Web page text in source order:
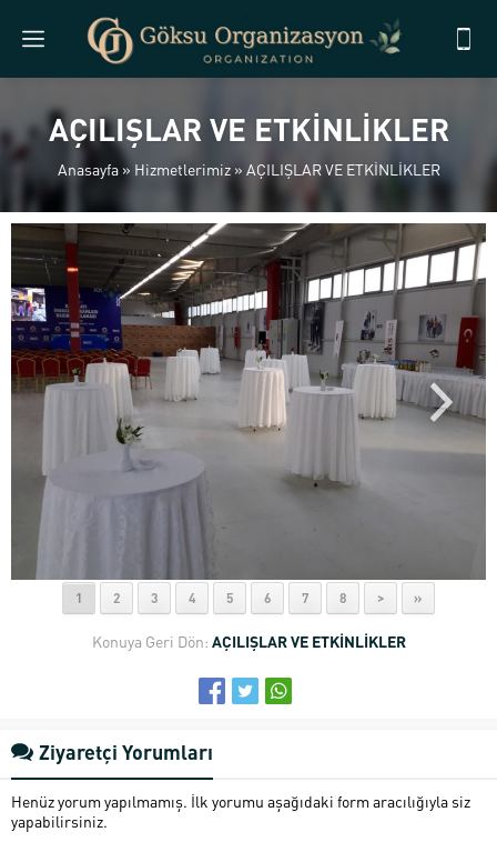
AÇILIŞLAR VE ETKİNLİKLER
Anasayfa» Hizmetlerimiz» AÇILIŞLAR VE ETKİNLİKLER
1 2 3 4 5 6 7 8 > »
Konuya Geri Dön: AÇILIŞLAR VE ETKİNLİKLER
Ziyaretçi Yorumları
Henüz yorum yapılmamış. İlk yorumu aşağıdaki form aracılığıyla siz
yapabilirsiniz.